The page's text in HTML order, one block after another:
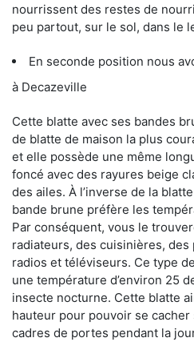
nourrissent des restes de
peu partout, sur le sol, dans le
En seconde position nous
à Decazeville
Cette blatte avec ses bandes
de blatte de maison la plus
et elle possède une même
foncé avec des rayures beige
des ailes. À l’inverse de la
bande brune préfère les
Par conséquent, vous le
radiateurs, des cuisinières,
radios et téléviseurs. Ce type
une température d’environ 25
insecte nocturne. Cette blatte
hauteur pour pouvoir se
cadres de portes pendant la